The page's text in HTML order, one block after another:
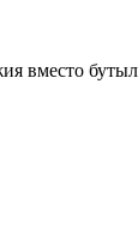
вместо